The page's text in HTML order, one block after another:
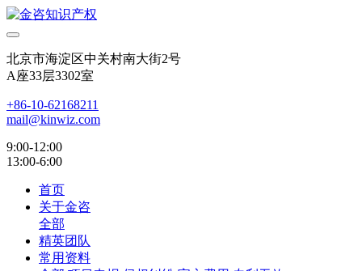
北京市海淀区中关村南大街2号
A座33层3302室
+86-10-62168211
mail@kinwiz.com
9:00-12:00
13:00-6:00
首页
关于金咨
全部
精英团队
常用资料